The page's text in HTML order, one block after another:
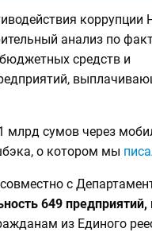
коррупции
анализ по
средств и
млрд сумов через
о котором мы
с
649
из Единого